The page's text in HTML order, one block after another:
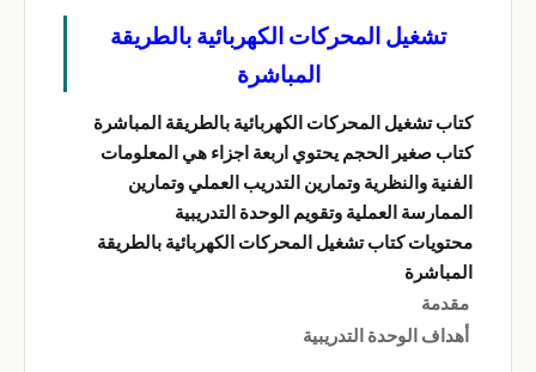
تشغيل المحركات الكهربائية بالطريقة
المباشرة
كتاب تشغيل المحركات الكهربائية بالطريقة المباشرة
كتاب صغير الحجم يحتوي اربعة اجزاء هي المعلومات
الفنية والنظرية وتمارين التدريب العملي وتمارين
الممارسة العملية وتقويم الوحدة التدريبية
محتويات كتاب تشغيل المحركات الكهربائية بالطريقة
المباشرة